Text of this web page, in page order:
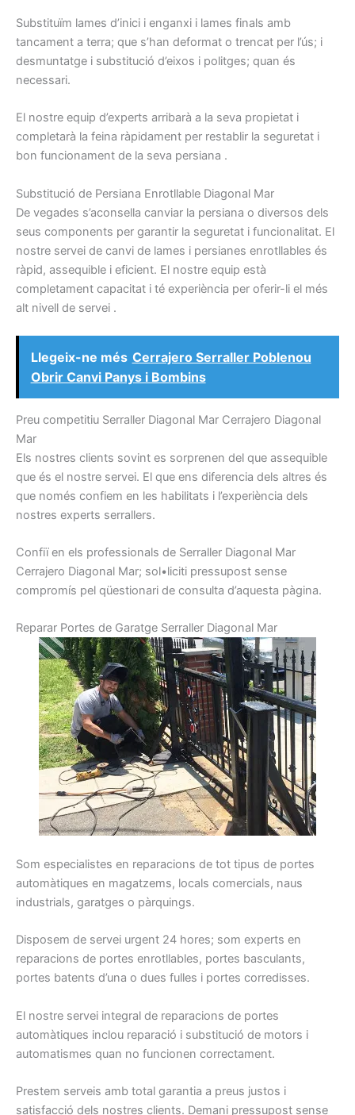
Substituïm lames d’inici i enganxi i lames finals amb
tancament a terra; que s’han deformat o trencat per l’ús; i
desmuntatge i substitució d’eixos i politges; quan és
necessari.
El nostre equip d’experts arribarà a la seva propietat i
completarà la feina ràpidament per restablir la seguretat i
bon funcionament de la seva persiana .
Substitució de Persiana Enrotllable Diagonal Mar
De vegades s’aconsella canviar la persiana o diversos dels
seus components per garantir la seguretat i funcionalitat. El
nostre servei de canvi de lames i persianes enrotllables és
ràpid, assequible i eficient. El nostre equip està
completament capacitat i té experiència per oferir-li el més
alt nivell de servei .
Llegeix-ne més Cerrajero Serraller Poblenou
Obrir Canvi Panys i Bombins
Preu competitiu Serraller Diagonal Mar Cerrajero Diagonal
Mar
Els nostres clients sovint es sorprenen del que assequible
que és el nostre servei. El que ens diferencia dels altres és
que només confiem en les habilitats i l’experiència dels
nostres experts serrallers.
Confiï en els professionals de Serraller Diagonal Mar
Cerrajero Diagonal Mar; sol•liciti pressupost sense
compromís pel qüestionari de consulta d’aquesta pàgina.
Reparar Portes de Garatge Serraller Diagonal Mar
Som especialistes en reparacions de tot tipus de portes
automàtiques en magatzems, locals comercials, naus
industrials, garatges o pàrquings.
Disposem de servei urgent 24 hores; som experts en
reparacions de portes enrotllables, portes basculants,
portes batents d’una o dues fulles i portes corredisses.
El nostre servei integral de reparacions de portes
automàtiques inclou reparació i substitució de motors i
automatismes quan no funcionen correctament.
Prestem serveis amb total garantia a preus justos i
satisfacció dels nostres clients. Demani pressupost sense